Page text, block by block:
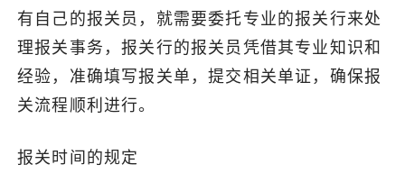
有自己的报关员，就需要委托专业的报关行来处
理报关事务，报关行的报关员凭借其专业知识和
经验，准确填写报关单，提交相关单证，确保报
关流程顺利进行。
报关时间的规定